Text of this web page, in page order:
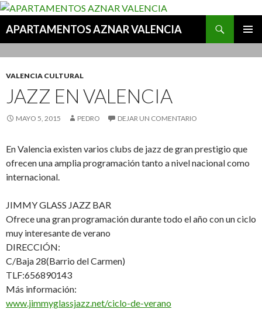
APARTAMENTOS AZNAR VALENCIA
VALENCIA CULTURAL
JAZZ EN VALENCIA
MAYO 5, 2015 PEDRO DEJAR UN COMENTARIO
En Valencia existen varios clubs de jazz de gran prestigio que
ofrecen una amplia programación tanto a nivel nacional como
internacional.
JIMMY GLASS JAZZ BAR
Ofrece una gran programación durante todo el año con un ciclo
muy interesante de verano
DIRECCIÓN:
C/Baja 28(Barrio del Carmen)
TLF:656890143
Más información:
www.jimmyglassjazz.net/ciclo-de-verano